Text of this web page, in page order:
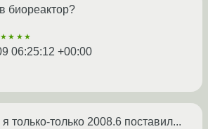
биореактор?
06:25:12 +00:00
только-только 2008.6 поставил...